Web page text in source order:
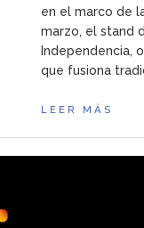
en el marco de
marzo, el stand
Independencia,
que fusiona
LEER MÁS